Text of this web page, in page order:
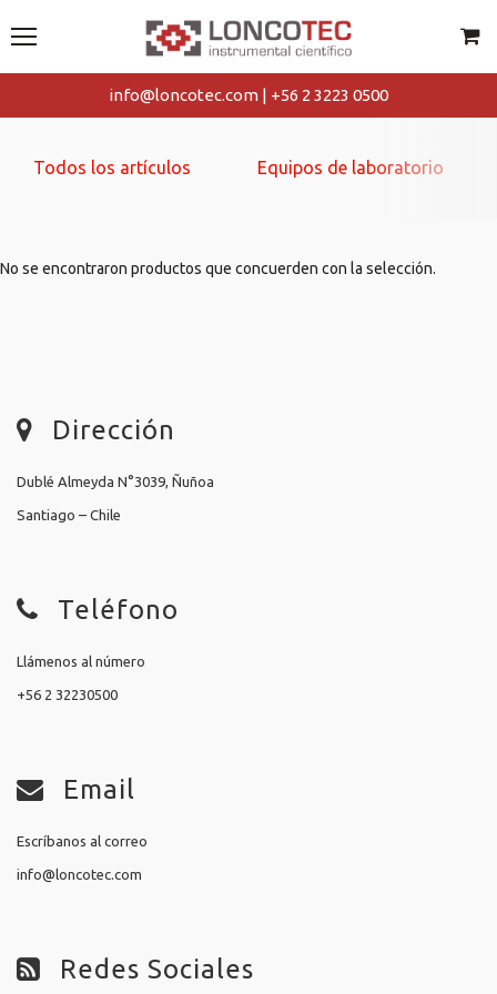
info@loncotec.com | +56 2 3223 0500
Todos los artículos Equipos de laboratorio
No se encontraron productos que concuerden con la selección.
Dirección
Dublé Almeyda N°3039, Ñuñoa
Santiago – Chile
Teléfono
Llámenos al número
+56 2 32230500
Email
Escríbanos al correo
info@loncotec.com
Redes Sociales